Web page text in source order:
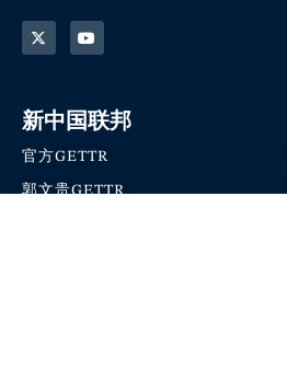
新中国联邦
官方GETTR
郭文贵GETTR